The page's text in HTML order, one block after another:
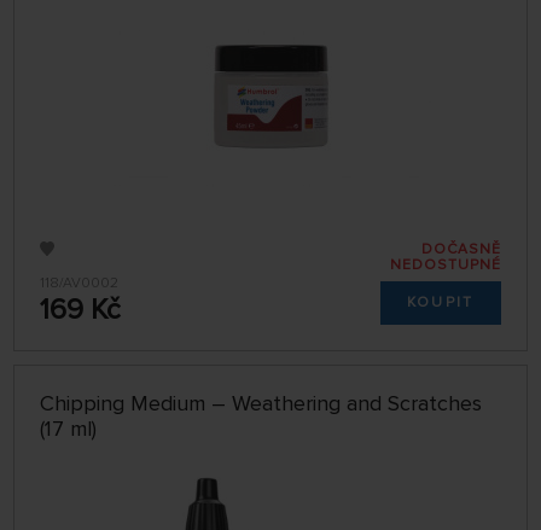
118/AV0002
169 Kč
DOČASNĚ
NEDOSTUPNÉ
KOUPIT
Chipping Medium – Weathering and Scratches
(17 ml)